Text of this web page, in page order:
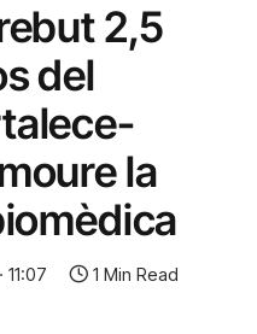
2,5
del
la
1 Min Read